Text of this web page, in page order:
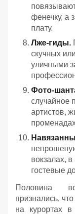
фенечку, а
плату.
Лже-гиды.
скучных
уличными
Фото-
случайное
артистов,
вокзалах,
гостевые
Половина
признались,
на курортах